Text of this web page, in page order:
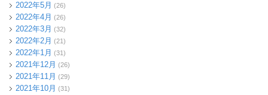
2022年5月 (26)
2022年4月 (26)
2022年3月 (32)
2022年2月 (21)
2022年1月 (31)
2021年12月 (26)
2021年11月 (29)
2021年10月 (31)